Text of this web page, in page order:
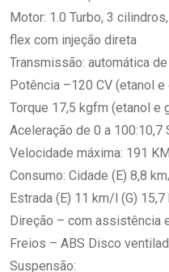
Motor: 1.0 Turbo, 3
flex com injeção direta
Transmissão: automática
Potência –120 CV (etanol e
Torque 17,5 kgfm (etanol e
Aceleração de 0 a 100:10,7
Velocidade máxima: 191
Consumo: Cidade (E) 8,8
Estrada (E) 11 km/l (G)
Direção – com assistência
Freios – ABS Disco
Suspensão: